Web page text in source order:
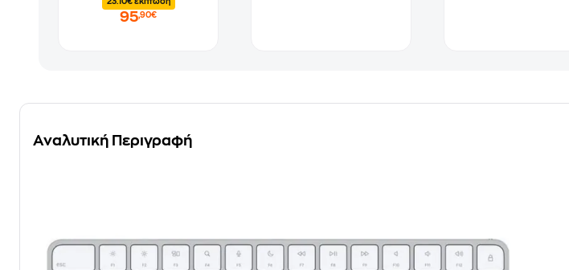
23.10€ έκπτωση
95,90€
Αναλυτική Περιγραφή